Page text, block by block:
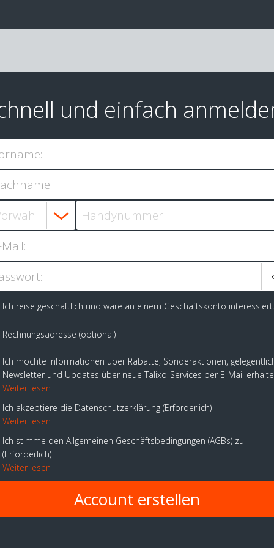
und einfach
Ich reise geschäftlich und wäre an einem Geschäftskonto interessiert.
Rechnungsadresse (optional)
Ich möchte Informationen über Rabatte, Sonderaktionen,
Newsletter und Updates über neue Talixo-Services per E-Mail
Weiter lesen
Ich akzeptiere die Datenschutzerklärung Erforderlich
Weiter lesen
Ich stimme den Allgemeinen Geschäftsbedingungen (AGBs) zu
Erforderlich
Weiter lesen